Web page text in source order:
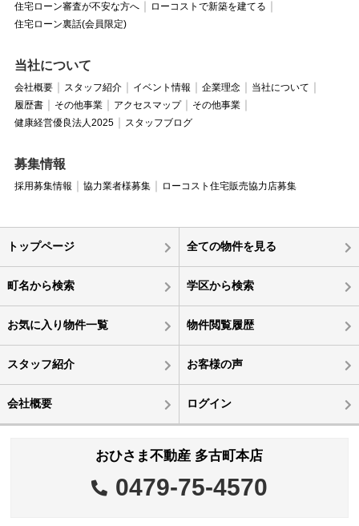
住宅ローン審査が不安な方へ
ローコストで新築を建てる
住宅ローン裏話(会員限定)
当社について
会社概要 スタッフ紹介 イベント情報 企業理念
当社について
履歴書
その他事業 アクセスマップ
その他事業
健康経営優良法人2025
スタッフブログ
募集情報
採用募集情報 協力業者様募集 ローコスト住宅販売協力店募集
トップページ 全ての物件を見る
町名から検索 学区から検索
お気に入り物件一覧 物件閲覧履歴
スタッフ紹介 お客様の声
会社概要 ログイン
おひさま不動産 多古町本店
0479-75-4570